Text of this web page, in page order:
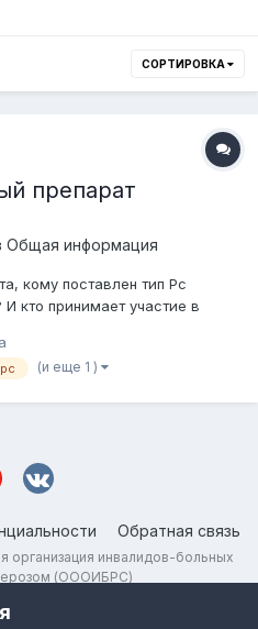
СОРТИРОВКА
препарат
Общая информация
кому поставлен тип Рс
кто принимает участие в
(и еще 1 )
Обратная связь
организация инвалидов-больных
(ОООИБРС)